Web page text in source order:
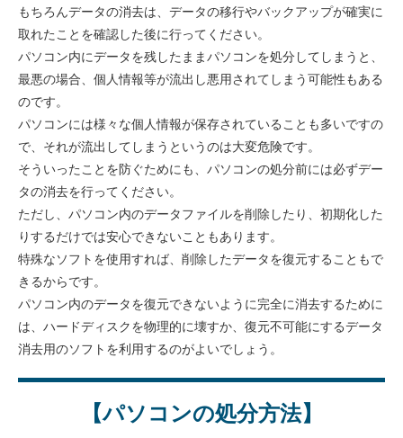
もちろんデータの消去は、データの移行やバックアップが確実に
取れたことを確認した後に行ってください。
パソコン内にデータを残したままパソコンを処分してしまうと、
最悪の場合、個人情報等が流出し悪用されてしまう可能性もある
のです。
パソコンには様々な個人情報が保存されていることも多いですの
で、それが流出してしまうというのは大変危険です。
そういったことを防ぐためにも、パソコンの処分前には必ずデー
タの消去を行ってください。
ただし、パソコン内のデータファイルを削除したり、初期化した
りするだけでは安心できないこともあります。
特殊なソフトを使用すれば、削除したデータを復元することもで
きるからです。
パソコン内のデータを復元できないように完全に消去するために
は、ハードディスクを物理的に壊すか、復元不可能にするデータ
消去用のソフトを利用するのがよいでしょう。
【パソコンの処分方法】